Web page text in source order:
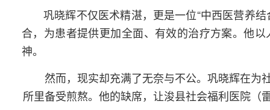
巩晓辉不仅医术精湛，更是一位“中西医营养
合，为患者提供更加全面、有效的治疗方案。他
神。
然而，现实却充满了无奈与不公。巩晓辉在为
所里备受煎熬。他的缺席，让浚县社会福利医院